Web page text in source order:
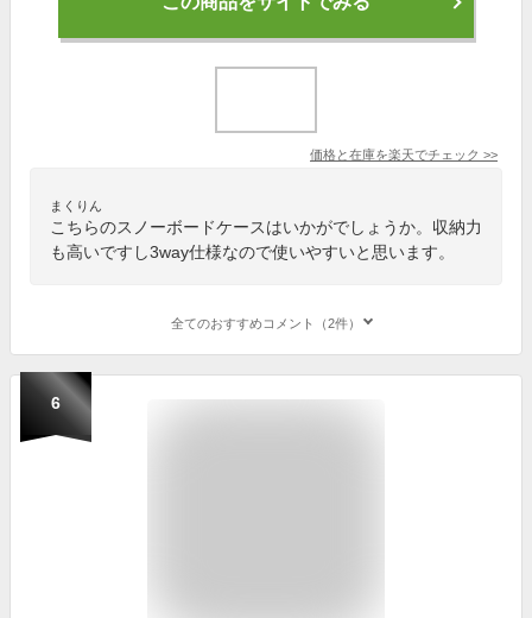
価格と在庫を楽天でチェック >>
まくりん
こちらのスノーボードケースはいかがでしょうか。収納力
も高いですし3way仕様なので使いやすいと思います。
全てのおすすめコメント（2件）
6